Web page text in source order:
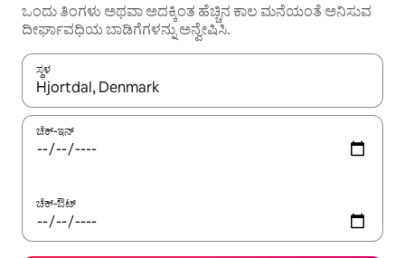
ಒಂದು ತಿಂಗಳು ಅಥವಾ ಅದಕ್ಕಿಂತ ಹೆಚ್ಚಿನ ಕಾಲ ಮನೆಯಂತೆ ಅನಿಸುವ
ದೀರ್ಘಾವಧಿಯ ಬಾಡಿಗೆಗಳನ್ನು ಅನ್ವೇಷಿಸಿ.
ಸ್ಥಳ
ಫಲಿತಾಂಶಗಳು ಲಭ್ಯವಿರುವಾಗ, ಅಪ್ ಮತ್ತು ಡೌನ್ ಬಾಣದ ಕೀಲಿಗಳೊಂದಿಗೆ
ಚೆಕ್-ಇನ್
ಚೆಕ್-ಔಟ್